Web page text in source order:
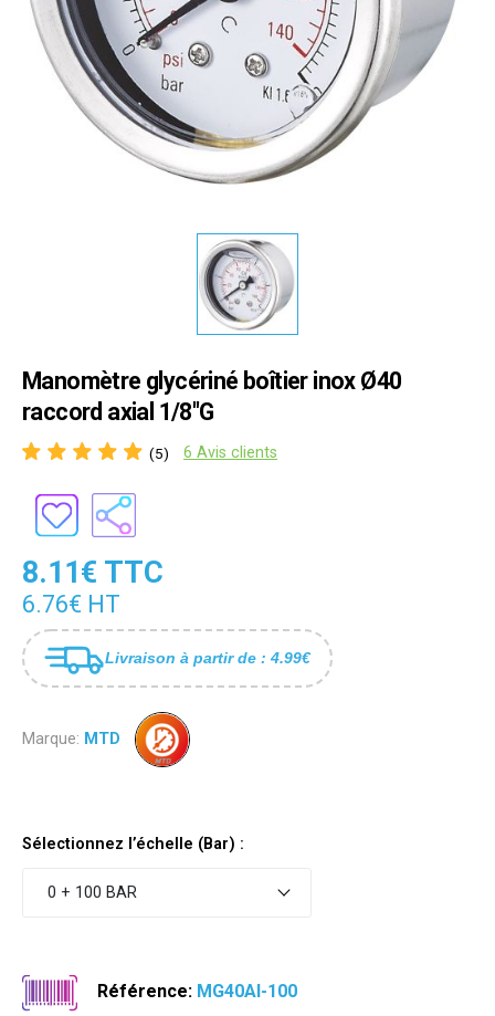
Manomètre glycériné boîtier inox Ø40
raccord axial 1/8"G
(5) 6 Avis clients
8.11€ TTC
6.76€ HT
Livraison à partir de : 4.99€
Marque: MTD
Sélectionnez l’échelle (Bar) :
0 + 100 BAR
Référence: MG40AI-100